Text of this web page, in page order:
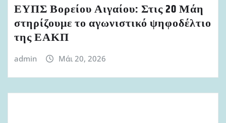
ΕΥΠΣ Βορείου Αιγαίου: Στις 20 Μάη
στηρίζουμε το αγωνιστικό ψηφοδέλτιο
της ΕΑΚΠ
admin Μάι 20, 2026